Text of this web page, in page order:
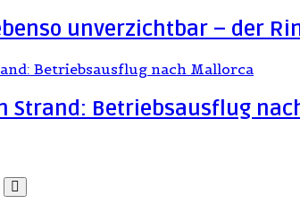
unverzichtbar – der
Strand: Betriebsausflug